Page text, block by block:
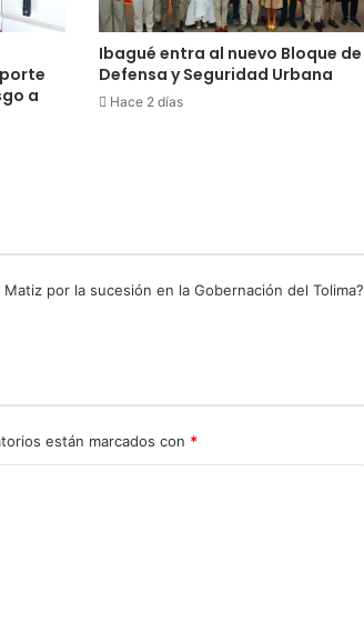
a
Ibagué entra al nuevo Bloque de
Defensa y Seguridad Urbana
Hace 2 días
por la sucesión en la Gobernación del Tolima?
están marcados con *